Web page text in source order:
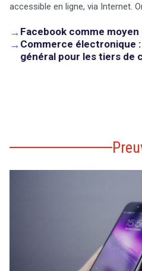
accessible en ligne, via Internet.
→ Facebook comme moyen
→ Commerce électronique
général pour les tiers de
search